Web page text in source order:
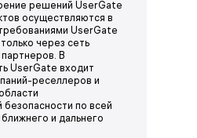
решений UserGate
осуществляются в
UserGate
через сеть
В
UserGate входит
реселлеров и
по всей
и дальнего